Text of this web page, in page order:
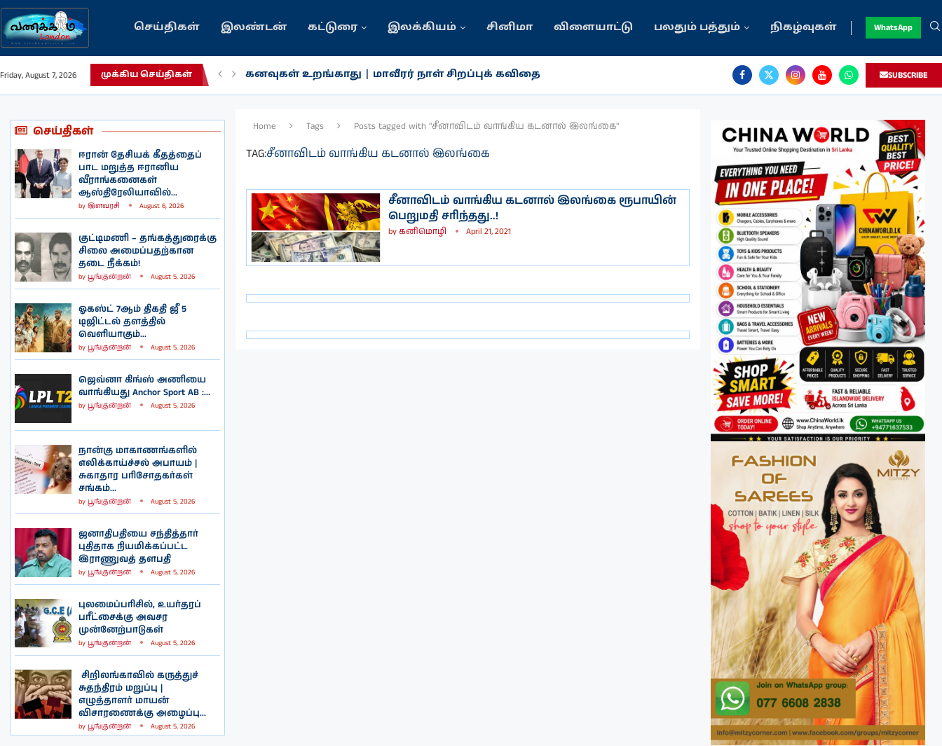
செய்திகள் இலண்டன் கட்டுரை இலக்கியம் சினிமா விளையாட்டு பலதும் பத்தும் நிகழ்வுகள் WhatsApp
Friday, August 7, 2026 முக்கிய செய்திகள் கனவுகள் உறங்காது | மாவீரர் நாள் சிறப்புக் கவிதை SUBSCRIBE
செய்திகள்
ஈரான் தேசியக் கீதத்தைப்
பாட மறுத்த ஈரானிய
வீராங்கனைகள்
ஆஸ்திரேலியாவில்...
by இளவரசி August 6, 2026
குட்டிமணி – தங்கத்துரைக்கு
சிலை அமைப்பதற்கான
தடை நீக்கம்!
by பூங்குன்றன் August 5, 2026
ஓகஸ்ட் 7ஆம் திகதி ஜீ 5
டிஜிட்டல் தளத்தில்
வெளியாகும்...
by பூங்குன்றன் August 5, 2026
ஜெவ்னா கிங்ஸ் அணியை
வாங்கியது Anchor Sport AB :...
by பூங்குன்றன் August 5, 2026
நான்கு மாகாணங்களில்
எலிக்காய்ச்சல் அபாயம் |
சுகாதார பரிசோதகர்கள்
சங்கம்...
by பூங்குன்றன் August 5, 2026
ஜனாதிபதியை சந்தித்தார்
புதிதாக நியமிக்கப்பட்ட
இராணுவத் தளபதி
by பூங்குன்றன் August 5, 2026
புலமைப்பரிசில், உயர்தரப்
பரீட்சைக்கு அவசர
முன்னேற்பாடுகள்
by பூங்குன்றன் August 5, 2026
சிறிலங்காவில் கருத்துச்
சுதந்திரம் மறுப்பு |
எழுத்தாளர் மாயன்
விசாரணைக்கு அழைப்பு...
by பூங்குன்றன் August 5, 2026
Home Tags Posts tagged with "சீனாவிடம் வாங்கிய கடனால் இலங்கை"
TAG:சீனாவிடம் வாங்கிய கடனால் இலங்கை
சீனாவிடம் வாங்கிய கடனால் இலங்கை ரூபாயின்
பெறுமதி சரிந்தது..!
byகனிமொழி April 21, 2021